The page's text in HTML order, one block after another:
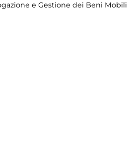
e Gestione dei Beni Mobili